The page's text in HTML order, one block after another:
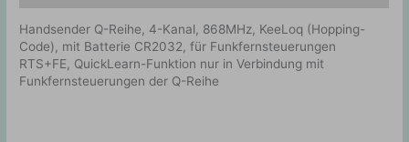
Handsender Q-Reihe, 4-Kanal, 868MHz, KeeLoq (Hopping-
Code), mit Batterie CR2032, für Funkfernsteuerungen
RTS+FE, QuickLearn-Funktion nur in Verbindung mit
Funkfernsteuerungen der Q-Reihe